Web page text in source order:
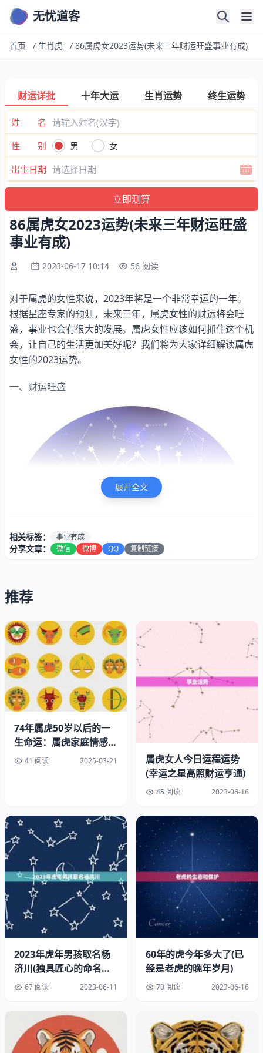
无忧道客
首页 / 生肖虎 / 86属虎女2023运势(未来三年财运旺盛事业有成)
财运详批 十年大运 生肖运势 终生运势
姓 名
性 别
男
女
出生日期
86属虎女2023运势(未来三年财运旺盛
事业有成)
2023-06-17 10:14 56 阅读
对于属虎的女性来说，2023年将是一个非常幸运的一年。
根据星座专家的预测，未来三年，属虎女性的财运将会旺
盛，事业也会有很大的发展。属虎女性应该如何抓住这个机
会，让自己的生活更加美好呢？我们将为大家详细解读属虎
女性的2023运势。
一、财运旺盛
属虎女性在未来三年的财运将会非常旺盛。这主要是因为属
虎女性在这段时间内将会有很多机会来赚钱。通过自己的工
作还是投资理财，都有可能获得丰厚的收益。属虎女性在这
段时间内也会有很多人向她们提供财务上的帮助，这些帮助
将会让她们的财富更加稳定。
二、事业有成
除了财运旺盛之外，属虎女性的事业也将会有很大的发展。
展开全文
相关标签： 事业有成
分享文章： 微信 微博 QQ 复制链接
推荐
74年属虎50岁以后的一
生命运：属虎家庭情感维
系 41 阅读 2025-03-21
属虎女人今日运程运势
(幸运之星高照财运亨通)
45 阅读 2023-06-16
2023年虎年男孩取名杨
济川(独具匠心的命名之
路)67 阅读 2023-06-11
60年的虎今年多大了(已
经是老虎的晚年岁月)
70 阅读 2023-06-16